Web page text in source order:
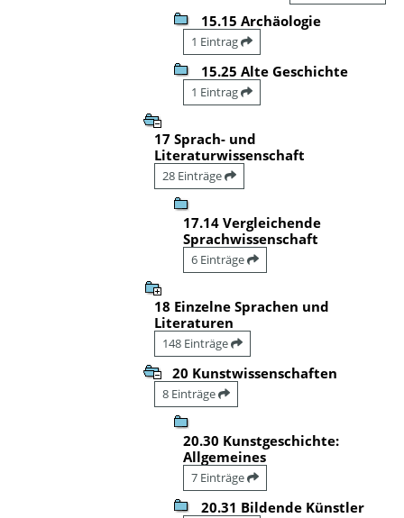
15.15 Archäologie
1 Eintrag
15.25 Alte Geschichte
1 Eintrag
17 Sprach- und
Literaturwissenschaft
28 Einträge
17.14 Vergleichende
Sprachwissenschaft
6 Einträge
18 Einzelne Sprachen und
Literaturen
148 Einträge
20 Kunstwissenschaften
8 Einträge
20.30 Kunstgeschichte:
Allgemeines
7 Einträge
20.31 Bildende Künstler